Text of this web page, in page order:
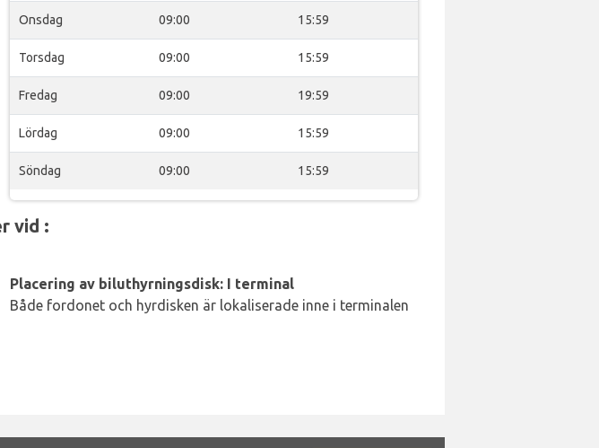
Onsdag 09:00 15:59
Torsdag 09:00 15:59
Fredag 09:00 19:59
Lördag 09:00 15:59
Söndag 09:00 15:59
vid :
Placering av biluthyrningsdisk: I terminal
Både fordonet och hyrdisken är lokaliserade inne i terminalen